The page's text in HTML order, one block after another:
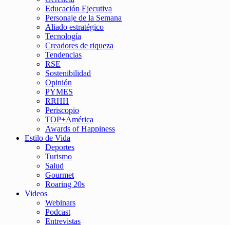
Educación Ejecutiva
Personaje de la Semana
Aliado estratégico
Tecnología
Creadores de riqueza
Tendencias
RSE
Sostenibilidad
Opinión
PYMES
RRHH
Periscopio
TOP+América
Awards of Happiness
Estilo de Vida
Deportes
Turismo
Salud
Gourmet
Roaring 20s
Videos
Webinars
Podcast
Entrevistas